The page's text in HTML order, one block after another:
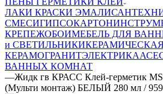
ЛАКИ КРАСКИ ЭМАЛИ
СМЕСИГИПСОКАРТОН
КРЕПЕЖОБОИМЕБЕЛЬ ДЛЯ
и СВЕТИЛЬНИКИ
КЕРАМОГРАНИТЭЛЕКТРИКА
ВАННЫХ КОМНАТ
—Жидк гв КРАСС Клей-герметик
(Мульти монтаж) БЕЛЫЙ 280 мл /